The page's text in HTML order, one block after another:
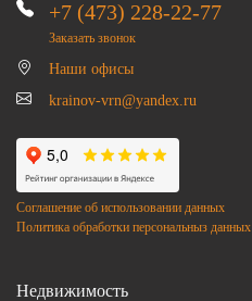
+7 (473) 228-22-77
Заказать звонок
Наши офисы
krainov-vrn@yandex.ru
Соглашение об использовании данных
Политика обработки персональныз данных
Недвижимость